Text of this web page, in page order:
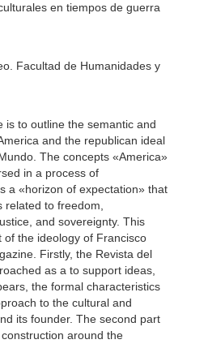
en tiempos de guerra
Facultad de Humanidades y
is to outline the semantic and
and the republican ideal
The concepts «America»
in a process of
a «horizon of expectation» that
related to freedom,
and sovereignty. This
of the ideology of Francisco
Firstly, the Revista del
as a to support ideas,
the formal characteristics
to the cultural and
its founder. The second part
around the